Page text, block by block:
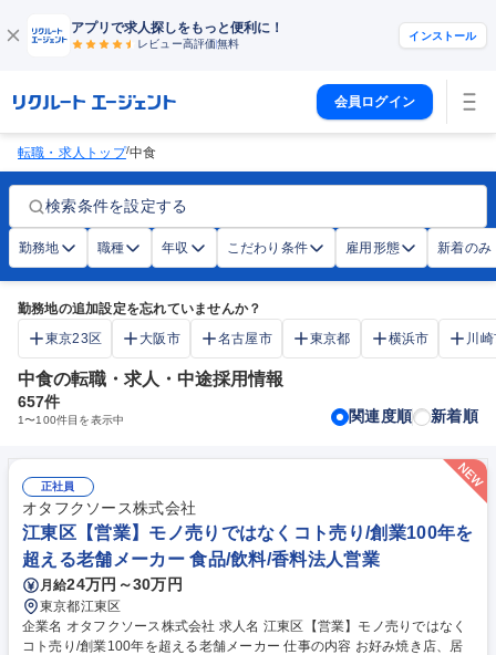
アプリで求人探しをもっと便利に！
レビュー高評価無料
インストール
会員ログイン
転職・求人トップ/中食
検索条件を設定する
勤務地 職種 年収 こだわり条件 雇用形態 新着のみ
勤務地の追加設定を忘れていませんか？
東京23区
大阪市 名古屋市 東京都 横浜市 川
中食の転職・求人・中途採用情報
657件
1〜100件目を表示中 関連度順 新着順
正社員
オタフクソース株式会社
江東区【営業】モノ売りではなくコト売り/創業100年を
超える老舗メーカー 食品/飲料/香料法人営業
月給24万円～30万円
東京都江東区
企業名 オタフクソース株式会社 求人名 江東区【営業】モノ売りではなく
コト売り/創業100年を超える老舗メーカー 仕事の内容 お好み焼き店、居